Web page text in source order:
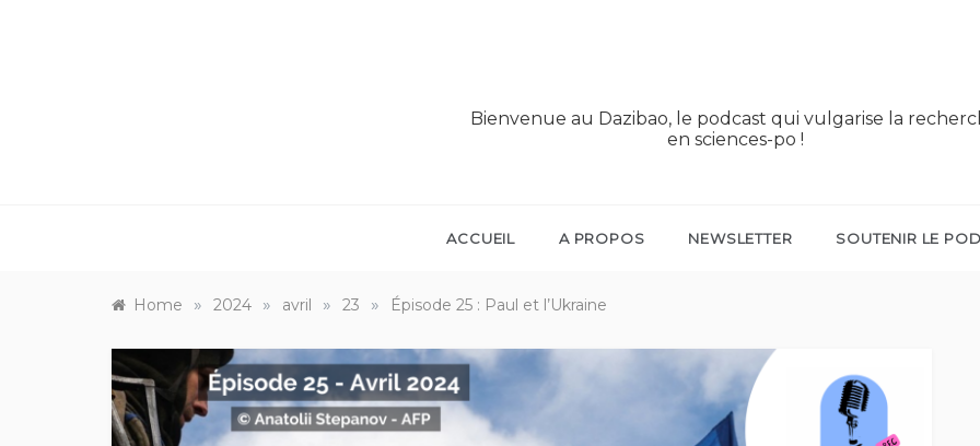
Bienvenue au Dazibao, le podcast qui vulgarise la
en sciences-po !
ACCUEIL A PROPOS NEWSLETTER SOUTENIR LE
Home » 2024 » avril » 23 » Épisode 25 : Paul et l’Ukraine